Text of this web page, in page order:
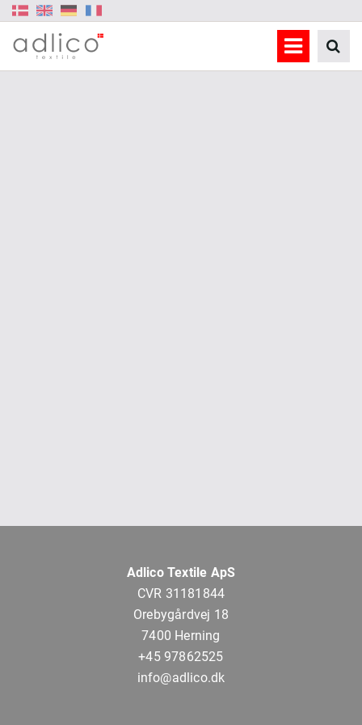
Adlico Textile ApS
CVR 31181844
Orebygårdvej 18
7400 Herning
+45 97862525
info@adlico.dk